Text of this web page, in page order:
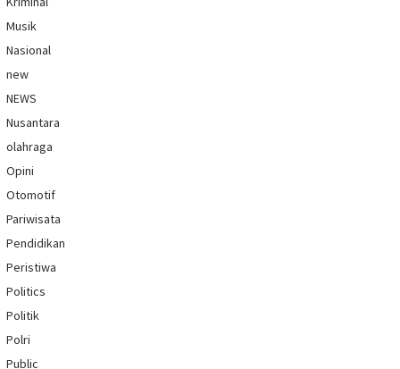
Musik
Nasional
new
NEWS
Nusantara
olahraga
Opini
Otomotif
Pariwisata
Pendidikan
Peristiwa
Politics
Politik
Polri
Public